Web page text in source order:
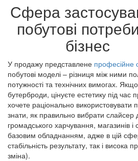
Сфера
побутові
бізнес
У продажу представлене професійне
побутові моделі – різниця між ними
потужності та технічних вимогах.
бутерброди, цінуєте естетику під час
хочете раціонально використовувати
знати, як правильно вибрати слайсер
громадського харчування, магазинів і
базовим обладнанням, адже в цій
стабільність результату, так і висока
зміна).